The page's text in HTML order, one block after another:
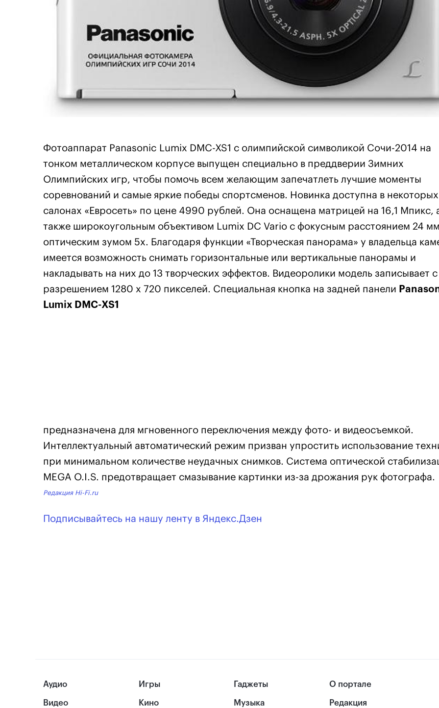
Фотоаппарат Panasonic Lumix DMC-XS1 с олимпийской символикой Сочи-2014 на
тонком металлическом корпусе выпущен специально в преддверии Зимних
Олимпийских игр, чтобы помочь всем желающим запечатлеть лучшие моменты
соревнований и самые яркие победы спортсменов. Новинка доступна в некоторых
салонах «Евросеть» по цене 4990 рублей. Она оснащена матрицей на 16,1 Мпикс,
также широкоугольным объективом Lumix DC Vario с фокусным расстоянием 24
оптическим зумом 5х. Благодаря функции «Творческая панорама» у владельца
имеется возможность снимать горизонтальные или вертикальные панорамы и
накладывать на них до 13 творческих эффектов. Видеоролики модель записывает с
разрешением 1280 х 720 пикселей. Специальная кнопка на задней панели
Lumix DMC-XS1
предназначена для мгновенного переключения между фото- и видеосъемкой.
Интеллектуальный автоматический режим призван упростить использование
при минимальном количестве неудачных снимков. Система оптической
MEGA O.I.S. предотвращает смазывание картинки из-за дрожания рук фотографа.
Редакция Hi-Fi.ru
Подписывайтесь на нашу ленту в Яндекс.Дзен
Аудио
Видео
Игры
Кино
Гаджеты
Музыка
О портале
Редакция